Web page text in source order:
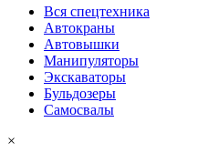
Вся спецтехника
Автокраны
Автовышки
Манипуляторы
Экскаваторы
Бульдозеры
Самосвалы
×